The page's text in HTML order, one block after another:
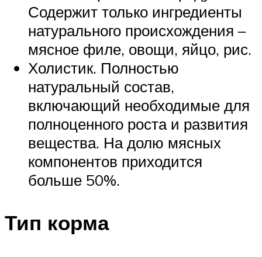
Содержит только ингредиенты
натурального происхождения –
мясное филе, овощи, яйцо, рис.
Холистик. Полностью
натуральный состав,
включающий необходимые для
полноценного роста и развития
вещества. На долю мясных
компонентов приходится
больше 50%.
Тип корма